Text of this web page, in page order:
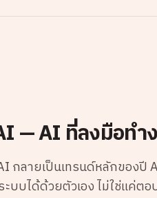
— AI ที่ลงมือทำ
กลายเป็นเทรนด์หลักของปี
ะบบได้ด้วยตัวเอง ไม่ใช่แค่